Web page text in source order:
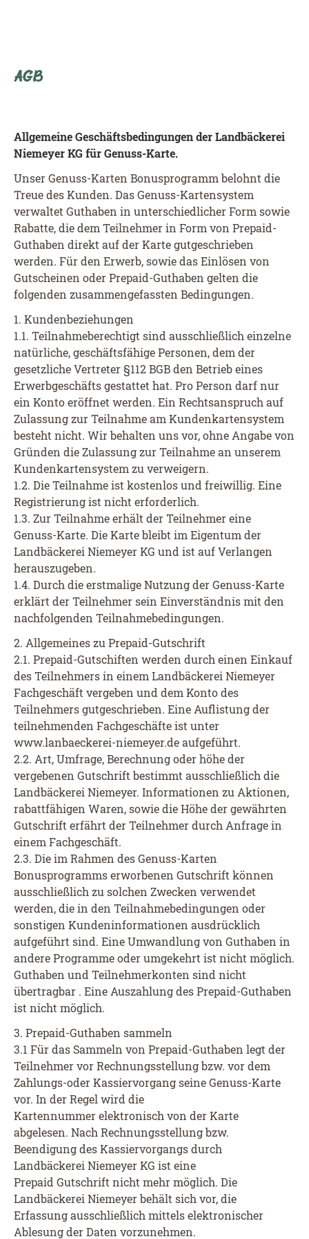
AGB
Allgemeine Geschäftsbedingungen der Landbäckerei
Niemeyer KG für Genuss-Karte.
Unser Genuss-Karten Bonusprogramm belohnt die
Treue des Kunden. Das Genuss-Kartensystem
verwaltet Guthaben in unterschiedlicher Form sowie
Rabatte, die dem Teilnehmer in Form von Prepaid-
Guthaben direkt auf der Karte gutgeschrieben
werden. Für den Erwerb, sowie das Einlösen von
Gutscheinen oder Prepaid-Guthaben gelten die
folgenden zusammengefassten Bedingungen.
1. Kundenbeziehungen
1.1. Teilnahmeberechtigt sind ausschließlich einzelne
natürliche, geschäftsfähige Personen, dem der
gesetzliche Vertreter §112 BGB den Betrieb eines
Erwerbgeschäfts gestattet hat. Pro Person darf nur
ein Konto eröffnet werden. Ein Rechtsanspruch auf
Zulassung zur Teilnahme am Kundenkartensystem
besteht nicht. Wir behalten uns vor, ohne Angabe von
Gründen die Zulassung zur Teilnahme an unserem
Kundenkartensystem zu verweigern.
1.2. Die Teilnahme ist kostenlos und freiwillig. Eine
Registrierung ist nicht erforderlich.
1.3. Zur Teilnahme erhält der Teilnehmer eine
Genuss-Karte. Die Karte bleibt im Eigentum der
Landbäckerei Niemeyer KG und ist auf Verlangen
herauszugeben.
1.4. Durch die erstmalige Nutzung der Genuss-Karte
erklärt der Teilnehmer sein Einverständnis mit den
nachfolgenden Teilnahmebedingungen.
2. Allgemeines zu Prepaid-Gutschrift
2.1. Prepaid-Gutschiften werden durch einen Einkauf
des Teilnehmers in einem Landbäckerei Niemeyer
Fachgeschäft vergeben und dem Konto des
Teilnehmers gutgeschrieben. Eine Auflistung der
teilnehmenden Fachgeschäfte ist unter
www.lanbaeckerei-niemeyer.de aufgeführt.
2.2. Art, Umfrage, Berechnung oder höhe der
vergebenen Gutschrift bestimmt ausschließlich die
Landbäckerei Niemeyer. Informationen zu Aktionen,
rabattfähigen Waren, sowie die Höhe der gewährten
Gutschrift erfährt der Teilnehmer durch Anfrage in
einem Fachgeschäft.
2.3. Die im Rahmen des Genuss-Karten
Bonusprogramms erworbenen Gutschrift können
ausschließlich zu solchen Zwecken verwendet
werden, die in den Teilnahmebedingungen oder
sonstigen Kundeninformationen ausdrücklich
aufgeführt sind. Eine Umwandlung von Guthaben in
andere Programme oder umgekehrt ist nicht möglich.
Guthaben und Teilnehmerkonten sind nicht
übertragbar . Eine Auszahlung des Prepaid-Guthaben
ist nicht möglich.
3. Prepaid-Guthaben sammeln
3.1 Für das Sammeln von Prepaid-Guthaben legt der
Teilnehmer vor Rechnungsstellung bzw. vor dem
Zahlungs-oder Kassiervorgang seine Genuss-Karte
vor. In der Regel wird die
Kartennummer elektronisch von der Karte
abgelesen. Nach Rechnungsstellung bzw.
Beendigung des Kassiervorgangs durch
Landbäckerei Niemeyer KG ist eine
Prepaid Gutschrift nicht mehr möglich. Die
Landbäckerei Niemeyer behält sich vor, die
Erfassung ausschließlich mittels elektronischer
Ablesung der Daten vorzunehmen.